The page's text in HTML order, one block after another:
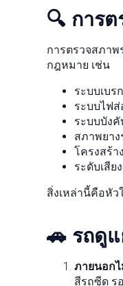
🔍 การ
การตรวจสภา
กฎหมาย เช่น
ระบบเบรก
ระบบไฟ
ระบบบังคั
สภาพยา
โครงสร้
ระดับเสีย
สิ่งเหล่านี้คือหั
🚗 รถดู
ภายนอก
สีรถซีด ร